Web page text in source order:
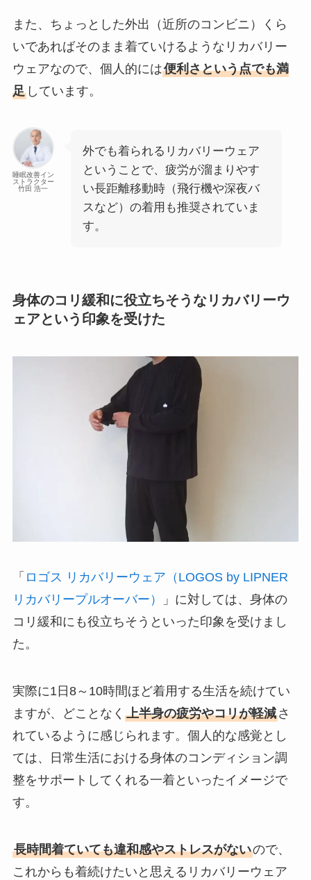
また、ちょっとした外出（近所のコンビニ）くら
いであればそのまま着ていけるようなリカバリー
ウェアなので、個人的には便利さという点でも満
足しています。
睡眠改善イン
ストラクター
竹田 浩一
外でも着られるリカバリーウェア
ということで、疲労が溜まりやす
い長距離移動時（飛行機や深夜バ
スなど）の着用も推奨されていま
す。
身体のコリ緩和に役立ちそうなリカバリーウ
ェアという印象を受けた
「 ロゴス リカバリーウェア（LOGOS by LIPNER
リカバリープルオーバー）
」に対しては、身体の
コリ緩和にも役立ちそうといった印象を受けまし
た。
実際に1日8～10時間ほど着用する生活を続けてい
ますが、どことなく 上半身の疲労やコリが軽減さ
れているように感じられます。個人的な感覚とし
ては、日常生活における身体のコンディション調
整をサポートしてくれる一着といったイメージで
す。
長時間着ていても違和感やストレスがないので、
これからも着続けたいと思えるリカバリーウェア